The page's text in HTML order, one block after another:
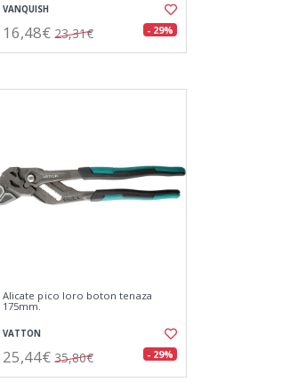
VANQUISH
16,48€ 23,31€ - 29%
Alicate pico loro boton tenaza
175mm.
VATTON
25,44€ 35,80€ - 29%